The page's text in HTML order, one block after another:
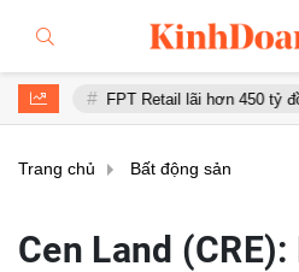
FPT Retail lãi hơn 450 tỷ đồng quý II,
Trang chủ Bất động sản
Cen Land